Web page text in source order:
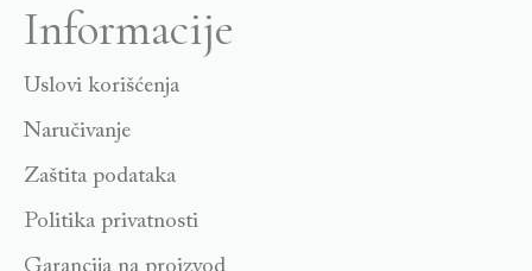
Informacije
Uslovi korišćenja
Naručivanje
Zaštita podataka
Politika privatnosti